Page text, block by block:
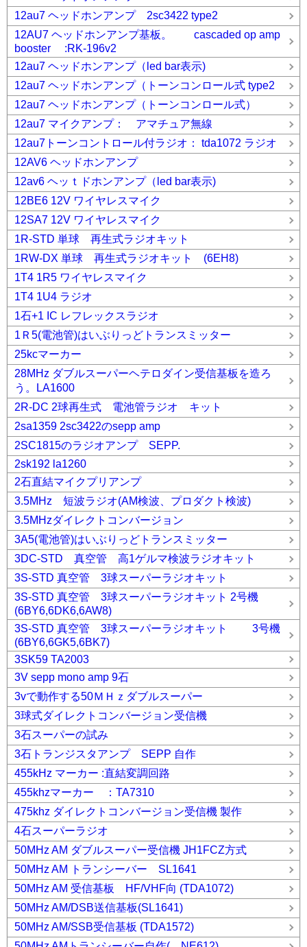
12au7 ヘッドホンアンプ 2sc3422 type2
12AU7 ヘッドホンアンプ基板。 cascaded op amp
booster :RK-196v2
12au7 ヘッドホンアンプ（led bar表示)
12au7 ヘッドホンアンプ（トーンコンロール式 type2
12au7 ヘッドホンアンプ（トーンコンロール式）
12au7 マイクアンプ： アマチュア無線
12au7トーンコントロール付ラジオ： tda1072 ラジオ
12AV6 ヘッドホンアンプ
12av6 ヘッｔドホンアンプ（led bar表示)
12BE6 12V ワイヤレスマイク
12SA7 12V ワイヤレスマイク
1R-STD 単球 再生式ラジオキット
1RW-DX 単球 再生式ラジオキット (6EH8)
1T4 1R5 ワイヤレスマイク
1T4 1U4 ラジオ
1石+1 IC レフレックスラジオ
1Ｒ5(電池管)はいぶりっどトランスミッター
25kcマーカー
28MHz ダブルスーパーヘテロダイン受信基板を造ろ
う。LA1600
2R-DC 2球再生式 電池管ラジオ キット
2sa1359 2sc3422のsepp amp
2SC1815のラジオアンプ SEPP.
2sk192 la1260
2石直結マイクプリアンプ
3.5MHz 短波ラジオ(AM検波、プロダクト検波)
3.5MHzダイレクトコンバージョン
3A5(電池管)はいぶりっどトランスミッター
3DC-STD 真空管 高1ゲルマ検波ラジオキット
3S-STD 真空管 3球スーパーラジオキット
3S-STD 真空管 3球スーパーラジオキット 2号機
(6BY6,6DK6,6AW8)
3S-STD 真空管 3球スーパーラジオキット 3号機
(6BY6,6GK5,6BK7)
3SK59 TA2003
3V sepp mono amp 9石
3vで動作する50ＭＨｚダブルスーパー
3球式ダイレクトコンバージョン受信機
3石スーパーの試み
3石トランジスタアンプ SEPP 自作
455kHz マーカー :直結変調回路
455khzマーカー ：TA7310
475khz ダイレクトコンバージョン受信機 製作
4石スーパーラジオ
50MHz AM ダブルスーパー受信機 JH1FCZ方式
50MHz AM トランシーバー SL1641
50MHz AM 受信基板 HF/VHF向 (TDA1072)
50MHz AM/DSB送信基板(SL1641)
50MHz AM/SSB受信基板 (TDA1572)